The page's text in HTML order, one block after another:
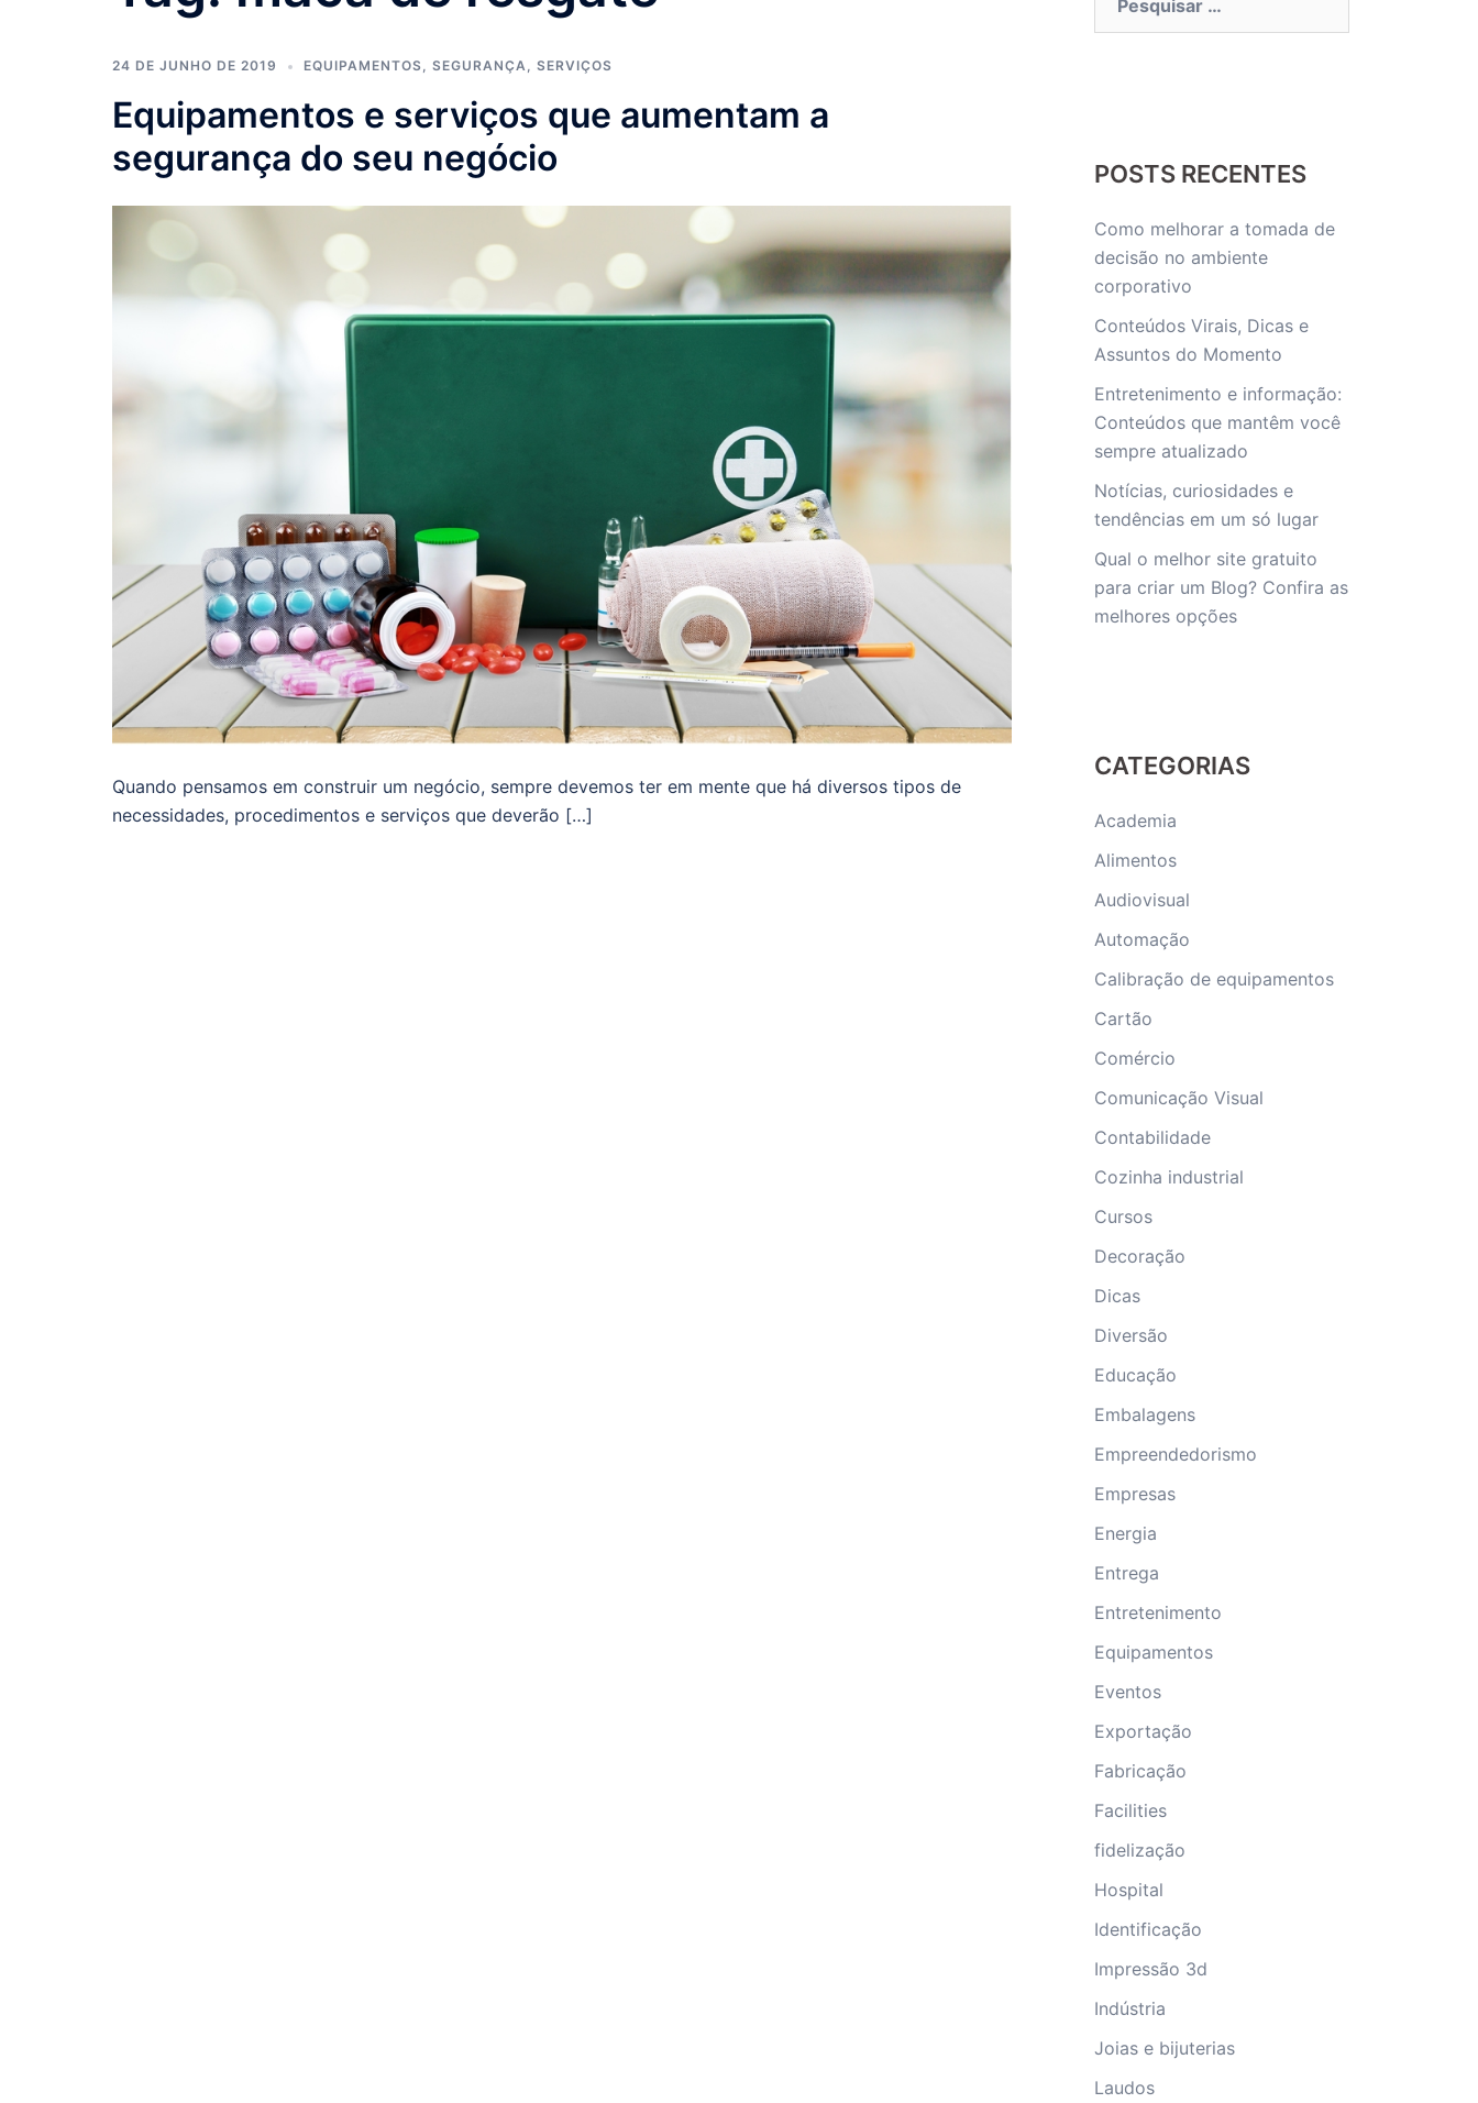
24 DE JUNHO DE 2019 EQUIPAMENTOS, SEGURANÇA, SERVIÇOS
Equipamentos e serviços que aumentam a
segurança do seu negócio
Quando pensamos em construir um negócio, sempre devemos ter em mente que há diversos tipos de
necessidades, procedimentos e serviços que deverão […]
POSTS RECENTES
Como melhorar a tomada de
decisão no ambiente
corporativo
Conteúdos Virais, Dicas e
Assuntos do Momento
Entretenimento e informação:
Conteúdos que mantêm você
sempre atualizado
Notícias, curiosidades e
tendências em um só lugar
Qual o melhor site gratuito
para criar um Blog? Confira as
melhores opções
CATEGORIAS
Academia
Alimentos
Audiovisual
Automação
Calibração de equipamentos
Cartão
Comércio
Comunicação Visual
Contabilidade
Cozinha industrial
Cursos
Decoração
Dicas
Diversão
Educação
Embalagens
Empreendedorismo
Empresas
Energia
Entrega
Entretenimento
Equipamentos
Eventos
Exportação
Fabricação
Facilities
fidelização
Hospital
Identificação
Impressão 3d
Indústria
Joias e bijuterias
Laudos